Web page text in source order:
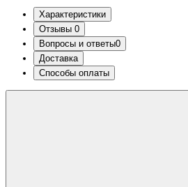
Характеристики
Отзывы 0
Вопросы и ответы0
Доставка
Способы оплаты